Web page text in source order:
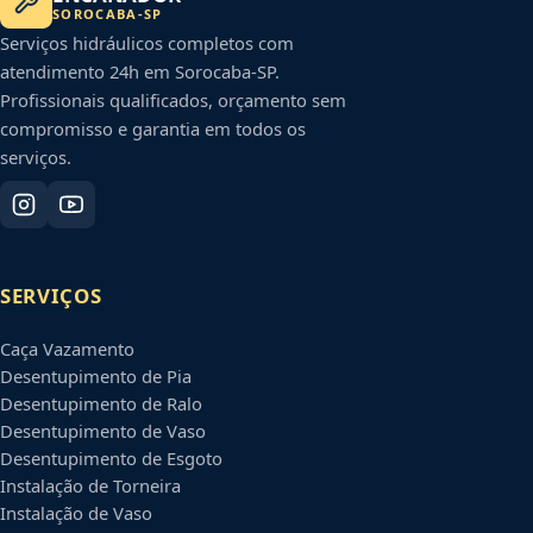
SOROCABA -SP
Serviços hidráulicos completos com
atendimento 24h em Sorocaba-SP.
Profissionais qualificados, orçamento sem
compromisso e garantia em todos os
serviços.
SERVIÇOS
Caça Vazamento
Desentupimento de Pia
Desentupimento de Ralo
Desentupimento de Vaso
Desentupimento de Esgoto
Instalação de Torneira
Instalação de Vaso